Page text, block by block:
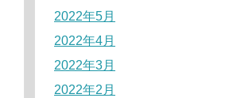
2022年5月
2022年4月
2022年3月
2022年2月